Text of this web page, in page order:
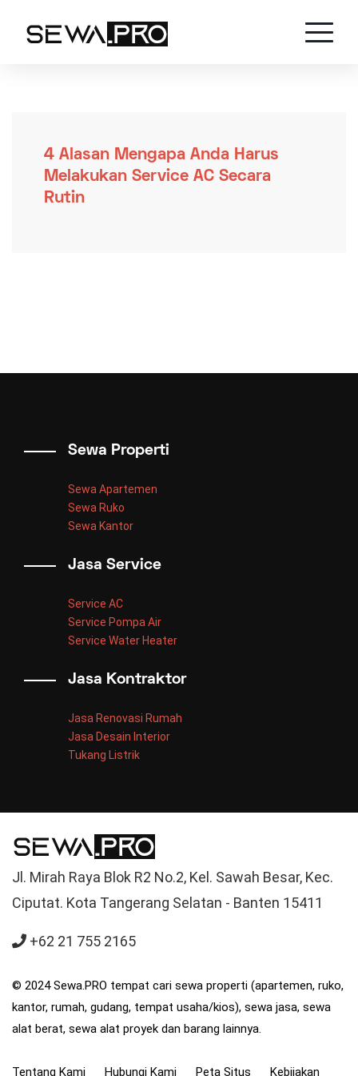
4 Alasan Mengapa Anda Harus
Melakukan Service AC Secara
Rutin
Sewa Properti
Sewa Apartemen
Sewa Ruko
Sewa Kantor
Jasa Service
Service AC
Service Pompa Air
Service Water Heater
Jasa Kontraktor
Jasa Renovasi Rumah
Jasa Desain Interior
Tukang Listrik
Jl. Mirah Raya Blok R2 No.2, Kel. Sawah Besar, Kec.
Ciputat. Kota Tangerang Selatan - Banten 15411
+62 21 755 2165
© 2024 Sewa.PRO tempat cari sewa properti (apartemen, ruko,
kantor, rumah, gudang, tempat usaha/kios), sewa jasa, sewa
alat berat, sewa alat proyek dan barang lainnya.
Tentang Kami Hubungi Kami Peta Situs Kebijakan